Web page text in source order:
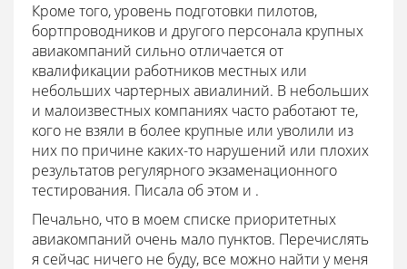
Кроме того, уровень подготовки пилотов,
бортпроводников и другого персонала крупных
авиакомпаний сильно отличается от
квалификации работников местных или
небольших чартерных авиалиний. В небольших
и малоизвестных компаниях часто работают те,
кого не взяли в более крупные или уволили из
них по причине каких-то нарушений или плохих
результатов регулярного экзаменационного
тестирования. Писала об этом и .
Печально, что в моем списке приоритетных
авиакомпаний очень мало пунктов. Перечислять
я сейчас ничего не буду, все можно найти у меня